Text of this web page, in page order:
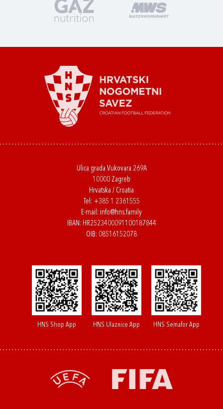
Ulica grada Vukovara 269A
10000 Zagreb
Hrvatska / Croatia
Tel: +385 1 2361555
E-mail: info@hns.family
IBAN: HR2523400091100187844
OIB: 08516152078
HNS Shop App HNS Ulaznice App HNS Semafor App